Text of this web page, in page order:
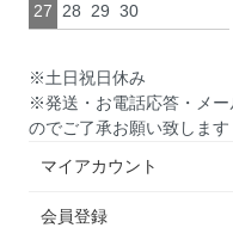
27 28 29 30
※土日祝日休み
※発送・お電話応答・メ
のでご了承お願い致します
マイアカウント
会員登録